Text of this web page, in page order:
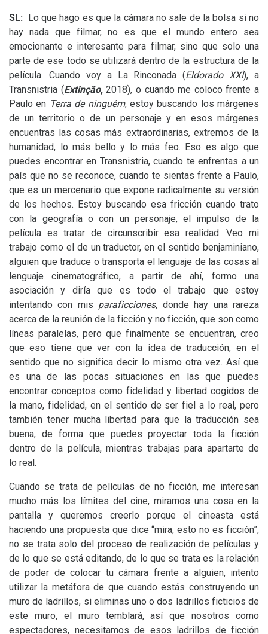
SL: Lo que hago es que la cámara no sale de la bolsa si no
hay nada que filmar, no es que el mundo entero sea
emocionante e interesante para filmar, sino que solo una
parte de ese todo se utilizará dentro de la estructura de la
película. Cuando voy a La Rinconada (EldoradoXXI), a
Transnistria (Extinção,2018), o cuando me coloco frente a
Paulo en Terra de ninguém, estoy buscando los márgenes
de un territorio o de un personaje y en esos márgenes
encuentras las cosas más extraordinarias, extremos de la
humanidad, lo más bello y lo más feo. Eso es algo que
puedes encontrar en Transnistria, cuando te enfrentas a un
país que no se reconoce, cuando te sientas frente a Paulo,
que es un mercenario que expone radicalmente su versión
de los hechos. Estoy buscando esa fricción cuando trato
con la geografía o con un personaje, el impulso de la
película es tratar de circunscribir esa realidad. Veo mi
trabajo como el de un traductor, en el sentido benjaminiano,
alguien que traduce o transporta el lenguaje de las cosas al
lenguaje cinematográfico, a partir de ahí, formo una
asociación y diría que es todo el trabajo que estoy
intentando con mis paraficciones, donde hay una rareza
acerca de la reunión de la ficción y no ficción, que son como
líneas paralelas, pero que finalmente se encuentran, creo
que eso tiene que ver con la idea de traducción, en el
sentido que no significa decir lo mismo otra vez. Así que
es una de las pocas situaciones en las que puedes
encontrar conceptos como fidelidad y libertad cogidos de
la mano, fidelidad, en el sentido de ser fiel a lo real, pero
también tener mucha libertad para que la traducción sea
buena, de forma que puedes proyectar toda la ficción
dentro de la película, mientras trabajas para apartarte de
lo real.
Cuando se trata de películas de no ficción, me interesan
mucho más los límites del cine, miramos una cosa en la
pantalla y queremos creerlo porque el cineasta está
haciendo una propuesta que dice “mira, esto no es ficción”,
no se trata solo del proceso de realización de películas y
de lo que se está editando, de lo que se trata es la relación
de poder de colocar tu cámara frente a alguien, intento
utilizar la metáfora de que cuando estás construyendo un
muro de ladrillos, si eliminas uno o dos ladrillos ficticios de
este muro, el muro temblará, así que nosotros como
espectadores, necesitamos de esos ladrillos de ficción